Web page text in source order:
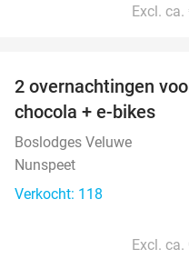
Excl.
2 overnachtingen
chocola + e-bikes
Boslodges Veluwe
Nunspeet
Verkocht: 118
Excl.